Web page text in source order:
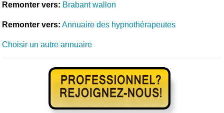
Remonter vers: Brabant wallon
Remonter vers: Annuaire des hypnothérapeutes
Choisir un autre annuaire